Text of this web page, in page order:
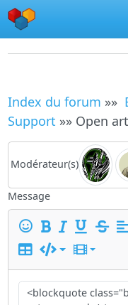
Index du forum »»
Support »» Open
Modérateur(s)
Message